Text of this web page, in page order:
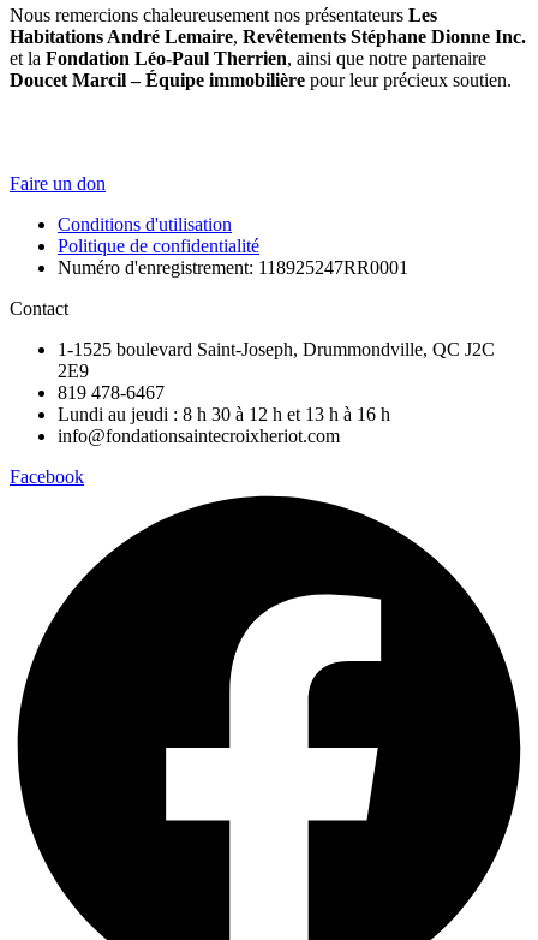
Nous remercions chaleureusement nos présentateurs Les
Habitations André Lemaire, Revêtements Stéphane Dionne Inc.
et la Fondation Léo-Paul Therrien, ainsi que notre partenaire
Doucet Marcil – Équipe immobilière pour leur précieux soutien.
Faire un don
Conditions d'utilisation
Politique de confidentialité
Numéro d'enregistrement: 118925247RR0001
Contact
1-1525 boulevard Saint-Joseph, Drummondville, QC J2C
2E9
819 478-6467
Lundi au jeudi : 8 h 30 à 12 h et 13 h à 16 h
info@fondationsaintecroixheriot.com
Facebook